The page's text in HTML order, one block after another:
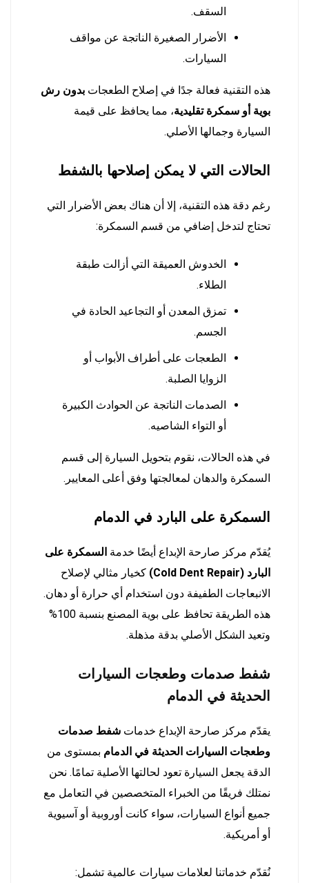
السقف.
الأضرار الصغيرة الناتجة عن مواقف
السيارات.
هذه التقنية فعالة جدًا في إصلاح الطعجات بدون رش
بوية أو سمكرة تقليدية، مما يحافظ على قيمة
السيارة وجمالها الأصلي.
الحالات التي لا يمكن إصلاحها بالشفط
رغم دقة هذه التقنية، إلا أن هناك بعض الأضرار التي
تحتاج لتدخل إضافي من قسم السمكرة:
الخدوش العميقة التي أزالت طبقة
الطلاء.
تمزق المعدن أو التجاعيد الحادة في
الجسم.
الطعجات على أطراف الأبواب أو
الزوايا الصلبة.
الصدمات الناتجة عن الحوادث الكبيرة
أو التواء الشاصيه.
في هذه الحالات، نقوم بتحويل السيارة إلى قسم
السمكرة والدهان لمعالجتها وفق أعلى المعايير.
السمكرة على البارد في الدمام
يُقدّم مركز صارحة الإبداع أيضًا خدمة السمكرة على
البارد (Cold Dent Repair)
كخيار مثالي لإصلاح
الانبعاجات الطفيفة دون استخدام أي حرارة أو دهان.
هذه الطريقة تحافظ على بوية المصنع بنسبة 100%
وتعيد الشكل الأصلي بدقة مذهلة.
شفط صدمات وطعجات السيارات
الحديثة في الدمام
يقدّم مركز صارحة الإبداع خدمات شفط صدمات
وطعجات السيارات الحديثة في الدمام بمستوى من
الدقة يجعل السيارة تعود لحالتها الأصلية تمامًا. نحن
نمتلك فريقًا من الخبراء المتخصصين في التعامل مع
جميع أنواع السيارات، سواء كانت أوروبية أو آسيوية
أو أمريكية.
نُقدّم خدماتنا لعلامات سيارات عالمية تشمل: